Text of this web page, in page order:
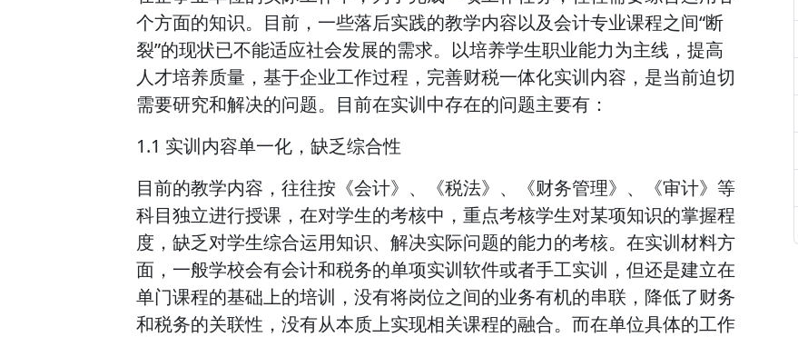
个方面的知识。目前，一些落后实践的教学内容以及会计专业课程之间“断
裂”的现状已不能适应社会发展的需求。以培养学生职业能力为主线，提高
人才培养质量，基于企业工作过程，完善财税一体化实训内容，是当前迫切
需要研究和解决的问题。目前在实训中存在的问题主要有：
1.1 实训内容单一化，缺乏综合性
目前的教学内容，往往按《会计》、《税法》、《财务管理》、《审计》等
科目独立进行授课，在对学生的考核中，重点考核学生对某项知识的掌握程
度，缺乏对学生综合运用知识、解决实际问题的能力的考核。在实训材料方
面，一般学校会有会计和税务的单项实训软件或者手工实训，但还是建立在
单门课程的基础上的培训，没有将岗位之间的业务有机的串联，降低了财务
和税务的关联性，没有从本质上实现相关课程的融合。而在单位具体的工作